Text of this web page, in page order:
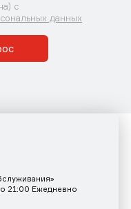
с
данных
21:00 Ежедневно